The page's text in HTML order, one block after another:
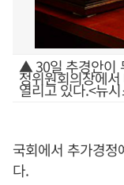
▲ 30일 추경안이
정위원회의장에
열리고 있다.<뉴
국회에서 추가경정
다.